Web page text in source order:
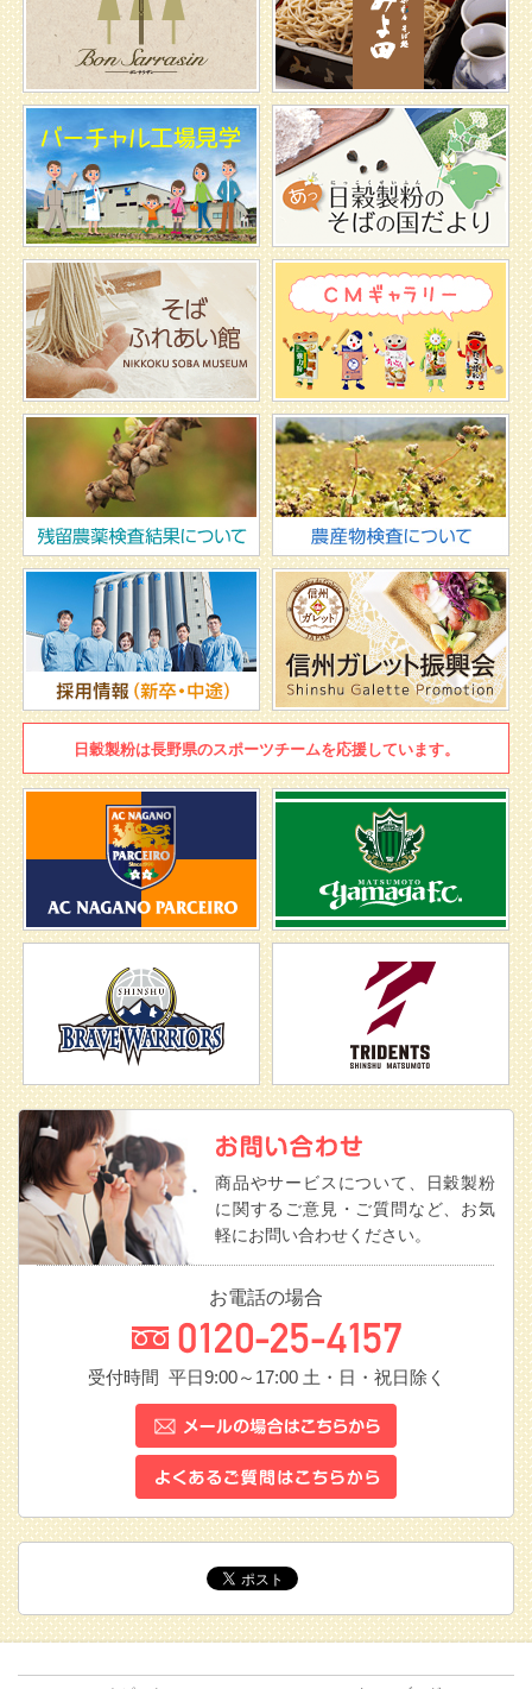
日穀製粉は長野県のスポーツチームを応援しています。
商品やサービスについて、日穀製粉
に関するご意見・ご質問など、お気
軽にお問い合わせください。
お電話の場合
受付時間 平日9:00～17:00土・日・祝日除く